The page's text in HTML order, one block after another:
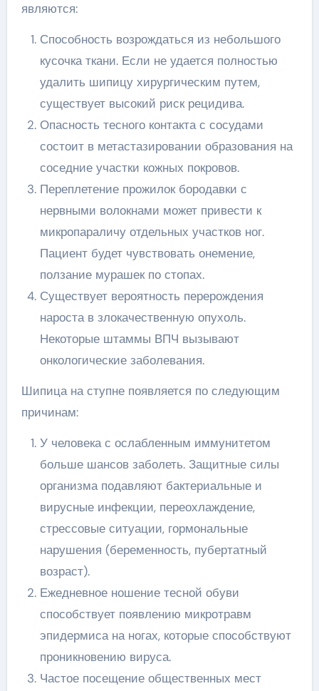
являются:
Способность возрождаться из небольшого
кусочка ткани. Если не удается полностью
удалить шипицу хирургическим путем,
существует высокий риск рецидива.
Опасность тесного контакта с сосудами
состоит в метастазировании образования на
соседние участки кожных покровов.
Переплетение прожилок бородавки с
нервными волокнами может привести к
микропараличу отдельных участков ног.
Пациент будет чувствовать онемение,
ползание мурашек по стопах.
Существует вероятность перерождения
нароста в злокачественную опухоль.
Некоторые штаммы ВПЧ вызывают
онкологические заболевания.
Шипица на ступне появляется по следующим
причинам:
У человека с ослабленным иммунитетом
больше шансов заболеть. Защитные силы
организма подавляют бактериальные и
вирусные инфекции, переохлаждение,
стрессовые ситуации, гормональные
нарушения (беременность, пубертатный
возраст).
Ежедневное ношение тесной обуви
способствует появлению микротравм
эпидермиса на ногах, которые способствуют
проникновению вируса.
Частое посещение общественных мест